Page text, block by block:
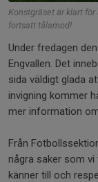
Konstgräset är klart
fortsatt tålamod!
Under fredagen
Engvallen. Det
sida väldigt glada
invigning kommer
mer information
Från
några saker som vi
känner till och